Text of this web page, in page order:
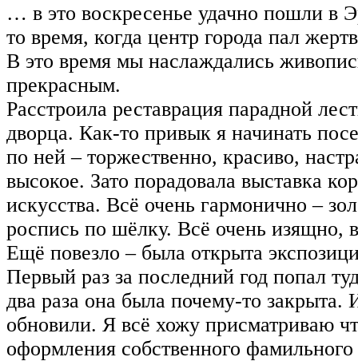
… в это воскресенье удачно пошли в
то время, когда центр города пал
В это время мы наслаждались
прекрасным.
Расстроила реставрация парадной
дворца. Как-то привык я начинать
по ней – торжественно, красиво,
высокое. Зато порадовала выставка
искусства. Всё очень гармонично –
роспись по шёлку. Всё очень изящно,
Ещё повезло – была открыта
Первый раз за последний год попал
два раза она была почему-то закрыта.
обновили. Я всё хожу присматриваю
оформления собственного фамильного